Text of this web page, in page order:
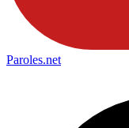
Paroles.net